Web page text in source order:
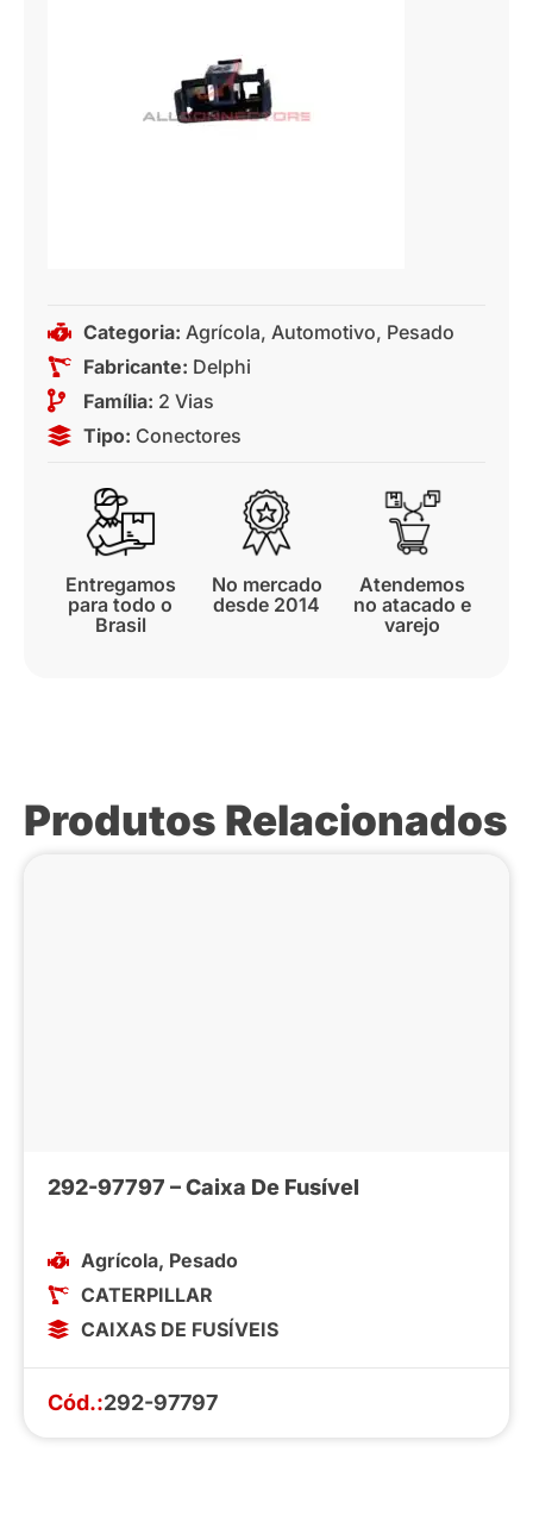
Categoria: Agrícola, Automotivo, Pesado
Fabricante: Delphi
Família: 2 Vias
Tipo: Conectores
Entregamos
para todo o
Brasil
No mercado
desde 2014
Atendemos
no atacado e
varejo
Produtos Relacionados
292-97797 – Caixa De Fusível
Agrícola, Pesado
CATERPILLAR
CAIXAS DE FUSÍVEIS
Cód.:292-97797